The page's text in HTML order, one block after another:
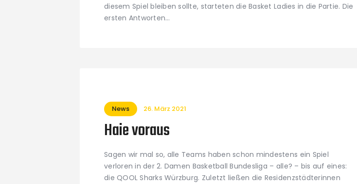
diesem Spiel bleiben sollte, starteten die Basket Ladies in die Partie. Die
ersten Antworten…
News 26. März 2021
Haie voraus
Sagen wir mal so, alle Teams haben schon mindestens ein Spiel
verloren in der 2. Damen Basketball Bundesliga – alle? – bis auf eines:
die QOOL Sharks Würzburg. Zuletzt ließen die Residenzstädterinnen